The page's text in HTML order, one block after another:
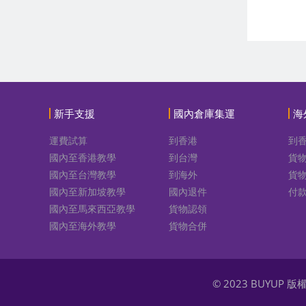
新手支援
運費試算
國內至香港教學
國內至台灣教學
國內至新加坡教學
國內至馬來西亞教學
國內至海外教學
國內倉庫集運
到香港
到台灣
到海外
國內退件
貨物認領
貨物合併
海
到
貨
貨
付
© 2023 BUYUP 版